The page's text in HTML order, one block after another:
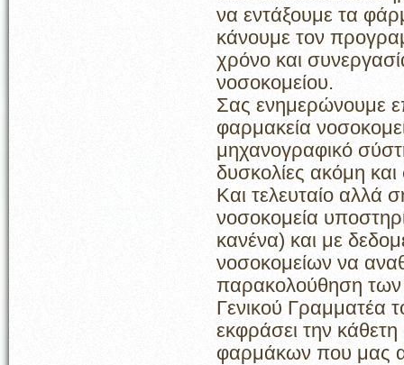
να εντάξουμε τα
κάνουμε τον
χρόνο και
νοσοκομείου.
Σας ενημερώνουμε
φαρμακεία
μηχανογραφικό
δυσκολίες ακόμη
Και τελευταίο αλλά
νοσοκομεία
κανένα) και με
νοσοκομείων να
παρακολούθηση των
Γενικού Γραμματέα
εκφράσει την
φαρμάκων που μας